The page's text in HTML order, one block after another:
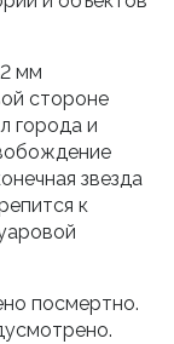
мм
стороне
города и
звезда
к
посмертно.